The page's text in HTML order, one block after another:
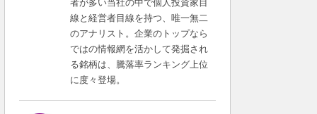
線と経営者目線を持つ、唯一無二
のアナリスト。企業のトップなら
ではの情報網を活かして発掘され
る銘柄は、騰落率ランキング上位
に度々登場。